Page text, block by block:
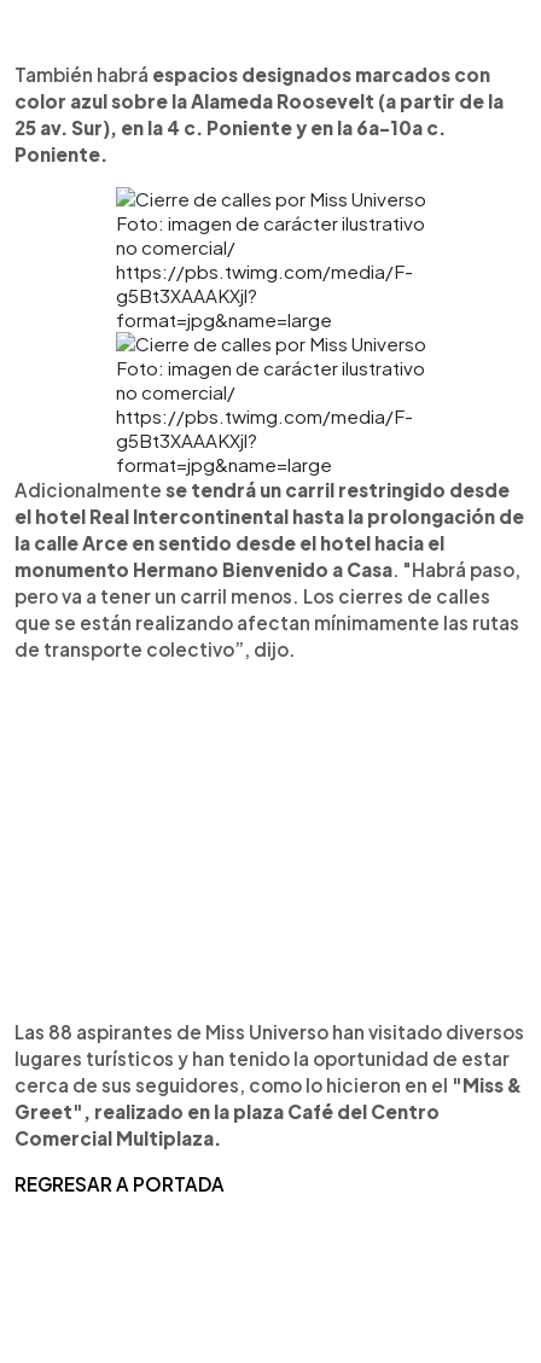
También habrá espacios designados marcados con
color azul sobre la Alameda Roosevelt (a partir de la
25 av. Sur), en la 4 c. Poniente y en la 6a-10a c.
Poniente.
Foto: imagen de carácter ilustrativo
no comercial/
https://pbs.twimg.com/media/F-
g5Bt3XAAAKXjl?
format=jpg&name=large
Foto: imagen de carácter ilustrativo
no comercial/
https://pbs.twimg.com/media/F-
g5Bt3XAAAKXjl?
format=jpg&name=large
Adicionalmente se tendrá un carril restringido desde
el hotel Real Intercontinental hasta la prolongación de
la calle Arce en sentido desde el hotel hacia el
monumento Hermano Bienvenido a Casa. "Habrá paso,
pero va a tener un carril menos. Los cierres de calles
que se están realizando afectan mínimamente las rutas
de transporte colectivo”, dijo.
Las 88 aspirantes de Miss Universo han visitado diversos
lugares turísticos y han tenido la oportunidad de estar
cerca de sus seguidores, como lo hicieron en el "Miss &
Greet", realizado en la plaza Café del Centro
Comercial Multiplaza.
REGRESAR A PORTADA